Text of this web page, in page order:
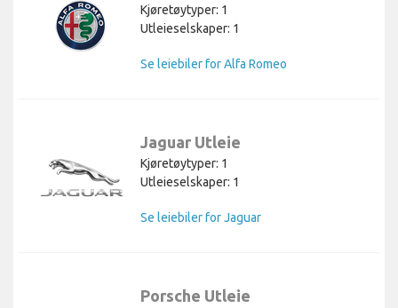
Kjøretøytyper: 1
Utleieselskaper: 1
Se leiebiler for Alfa Romeo
Jaguar Utleie
Kjøretøytyper: 1
Utleieselskaper: 1
Se leiebiler for Jaguar
Porsche Utleie